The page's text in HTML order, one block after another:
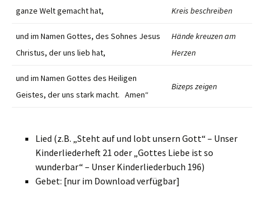
ganze Welt gemacht hat,
Kreis beschreiben
und im Namen Gottes, des Sohnes Jesus
Christus, der uns lieb hat,
Hände kreuzen am
Herzen
und im Namen Gottes des Heiligen
Geistes, der uns stark macht. Amen“
Bizeps zeigen
Lied (z.B. „Steht auf und lobt unsern Gott“ – Unser
Kinderliederheft 21 oder „Gottes Liebe ist so
wunderbar“ – Unser Kinderliederbuch 196)
Gebet: [nur im Download verfügbar]